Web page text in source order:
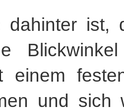
dahinter ist,
einem
und sich